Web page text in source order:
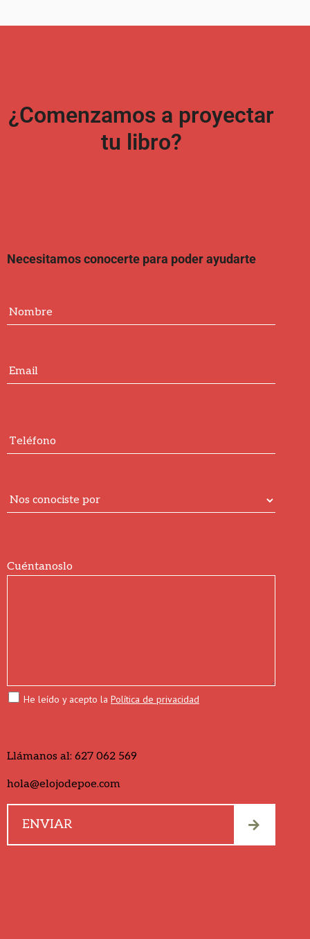
¿Comenzamos a proyectar
tu libro?
Necesitamos conocerte para poder ayudarte
Cuéntanoslo
He leído y acepto la Política de privacidad
Llámanos al: 627 062 569
hola@elojodepoe.com